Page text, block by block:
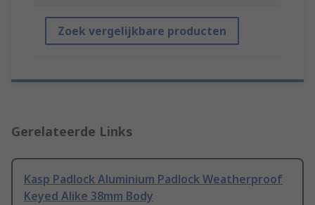
Zoek vergelijkbare producten
Gerelateerde Links
Kasp Padlock Aluminium Padlock Weatherproof
Keyed Alike 38mm Body